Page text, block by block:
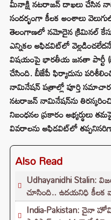
మీనాక్షి నటరాజన్ దాఖలు చేసిన
సందర్భంగా కీలక అంశాలు
తెలంగాణలో నమోదైన క్రిమినల్
ఎన్నికల అఫిడవిట్‌లో
విషయంపై భారతీయ జనతా పార్టీ
చేసింది. బీజేపీ ఫిర్యాదును
నామినేషన్ పత్రాల్లో పూర్తి
నటరాజన్ నామినేషన్‌ను
నిబంధనల ప్రకారం అభ్యర్థులు
వివరాలను అఫిడవిట్‌లో
Also Read
Udhayanidhi Stalin:
చూసింది.. ఉదయనిధి కీలక
India-Pakistan: చైనా